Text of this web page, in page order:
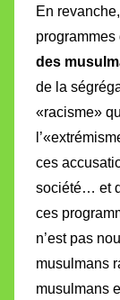
En
programmes
des
de la
«racisme»
ces
société… et
ces
n’est pas
musulmans
musulmans